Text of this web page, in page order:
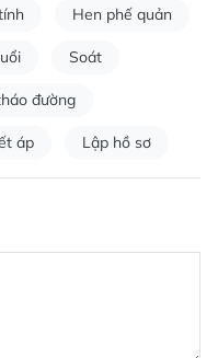
Hen phế quản
Soát
đường
áp Lập hồ sơ